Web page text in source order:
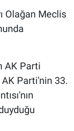
Olağan Meclis
AK Parti
Parti'nin 33.